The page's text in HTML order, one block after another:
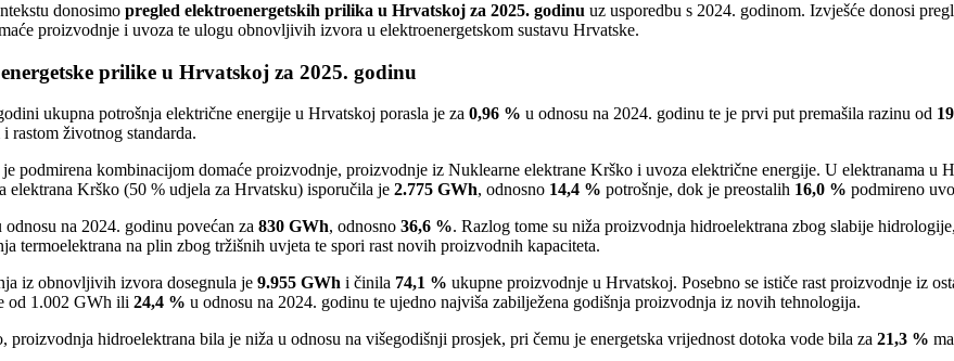
donosimo pregled elektroenergetskih prilika u Hrvatskoj za 2025. godinu uz usporedbu s 2024. godinom. Izvješće donosi
proizvodnje i uvoza te ulogu obnovljivih izvora u elektroenergetskom sustavu Hrvatske.
prilike u Hrvatskoj za 2025. godinu
ukupna potrošnja električne energije u Hrvatskoj porasla je za 0,96 % u odnosu na 2024. godinu te je prvi put premašila razinu od
rastom životnog standarda.
je podmirena kombinacijom domaće proizvodnje, proizvodnje iz Nuklearne elektrane Krško i uvoza električne energije. U elektranama u
elektrana Krško (50 % udjela za Hrvatsku) isporučila je 2.775 GWh, odnosno 14,4 % potrošnje, dok je preostalih 16,0 % podmireno
na 2024. godinu povećan za 830 GWh, odnosno 36,6 %. Razlog tome su niža proizvodnja hidroelektrana zbog slabije
termoelektrana na plin zbog tržišnih uvjeta te spori rast novih proizvodnih kapaciteta.
iz obnovljivih izvora dosegnula je 9.955 GWhi činila 74,1 % ukupne proizvodnje u Hrvatskoj. Posebno se ističe rast proizvodnje iz
od 1.002 GWh ili 24,4 % u odnosu na 2024. godinu te ujedno najviša zabilježena godišnja proizvodnja iz novih tehnologija.
proizvodnja hidroelektrana bila je niža u odnosu na višegodišnji prosjek, pri čemu je energetska vrijednost dotoka vode bila za 21,3 %